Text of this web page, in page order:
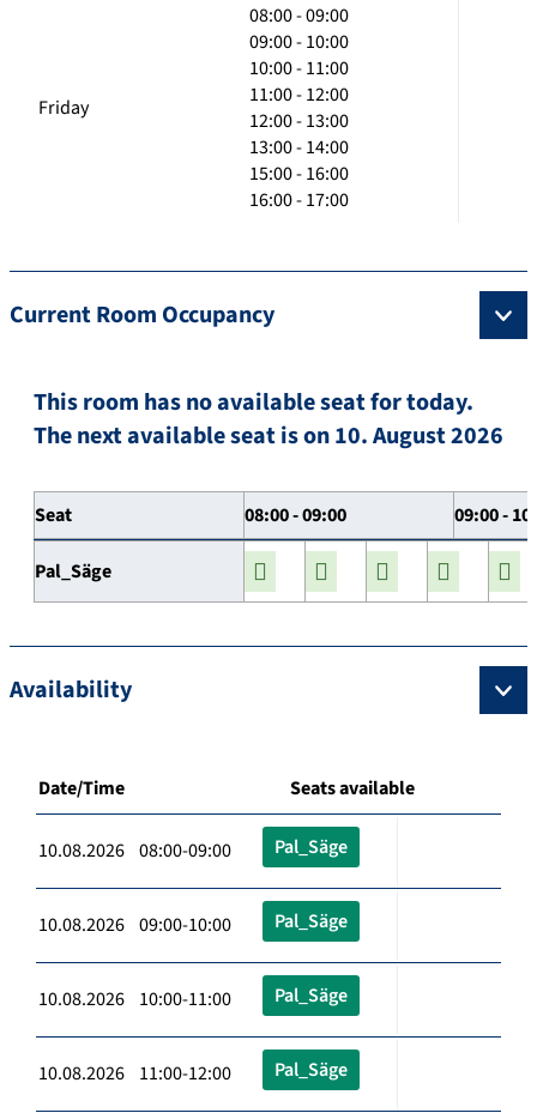
Friday
08:00 - 09:00
09:00 - 10:00
10:00 - 11:00
11:00 - 12:00
12:00 - 13:00
13:00 - 14:00
15:00 - 16:00
16:00 - 17:00
Current Room Occupancy
This room has no available seat for today.
The next available seat is on 10. August 2026
Seat 08:00 - 09:00 09:00 -
Pal_Säge
Availability
Date/Time Seats available
10.08.2026 08:00-09:00 Pal_Säge
10.08.2026 09:00-10:00 Pal_Säge
10.08.2026 10:00-11:00 Pal_Säge
10.08.2026 11:00-12:00 Pal_Säge